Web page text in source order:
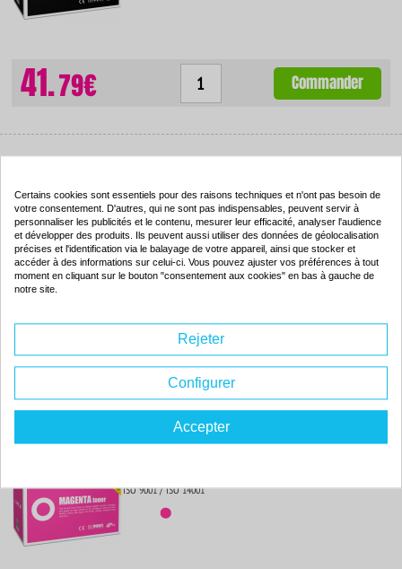
41.79€ Commander
Couleur : cyan
Capacité : 6000 pages
ISO 9001 / ISO 14001
52.39€
Toner compatible - HP 640A - magenta - (C4193A)
ISO 9001 / ISO 14001
Certains cookies sont essentiels pour des raisons techniques et n'ont pas besoin de
votre consentement. D'autres, qui ne sont pas indispensables, peuvent servir à
personnaliser les publicités et le contenu, mesurer leur efficacité, analyser l'audience
et développer des produits. Ils peuvent aussi utiliser des données de géolocalisation
précises et l'identification via le balayage de votre appareil, ainsi que stocker et
accéder à des informations sur celui-ci. Vous pouvez ajuster vos préférences à tout
moment en cliquant sur le bouton "consentement aux cookies" en bas à gauche de
notre site.
Rejeter
Configurer
Accepter